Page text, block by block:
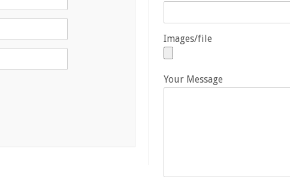
Images/file
Your Message